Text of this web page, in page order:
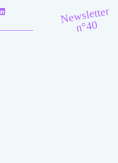
Newsletter
n°40